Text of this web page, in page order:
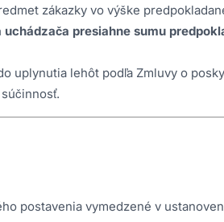
zákazky vo výške
uchádzača presiahne sumu
uplynutia lehôt podľa Zmluvy o
postavenia vymedzené v